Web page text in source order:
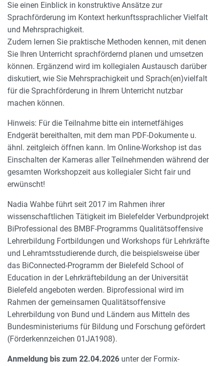
Sie einen Einblick in konstruktive Ansätze zur
Sprachförderung im Kontext herkunftssprachlicher Vielfalt
und Mehrsprachigkeit.
Zudem lernen Sie praktische Methoden kennen, mit denen
Sie Ihren Unterricht sprachfördernd planen und umsetzen
können. Ergänzend wird im kollegialen Austausch darüber
diskutiert, wie Sie Mehrsprachigkeit und Sprach(en)vielfalt
für die Sprachförderung in Ihrem Unterricht nutzbar
machen können.
Hinweis: Für die Teilnahme bitte ein internetfähiges
Endgerät bereithalten, mit dem man PDF-Dokumente u.
ähnl. zeitgleich öffnen kann. Im Online-Workshop ist das
Einschalten der Kameras aller Teilnehmenden während der
gesamten Workshopzeit aus kollegialer Sicht fair und
erwünscht!
Nadia Wahbe führt seit 2017 im Rahmen ihrer
wissenschaftlichen Tätigkeit im Bielefelder Verbundprojekt
BiProfessional des BMBF-Programms Qualitätsoffensive
Lehrerbildung Fortbildungen und Workshops für Lehrkräfte
und Lehramtsstudierende durch, die beispielsweise über
das BiConnected-Programm der Bielefeld School of
Education in der Lehrkräftebildung an der Universität
Bielefeld angeboten werden. Biprofessional wird im
Rahmen der gemeinsamen Qualitätsoffensive
Lehrerbildung von Bund und Ländern aus Mitteln des
Bundesministeriums für Bildung und Forschung gefördert
(Förderkennzeichen 01JA1908).
Anmeldung bis zum 22.04.2026 unter der Formix-